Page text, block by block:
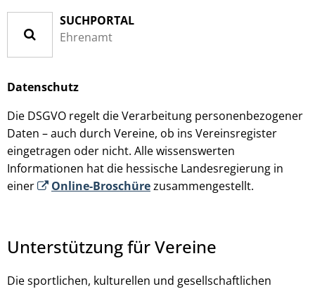
SUCHPORTAL
Ehrenamt
Datenschutz
Die DSGVO regelt die Verarbeitung personenbezogener
Daten – auch durch Vereine, ob ins Vereinsregister
eingetragen oder nicht. Alle wissenswerten
Informationen hat die hessische Landesregierung in
einer
Online-Broschürezusammengestellt.
Unterstützung für Vereine
Die sportlichen, kulturellen und gesellschaftlichen